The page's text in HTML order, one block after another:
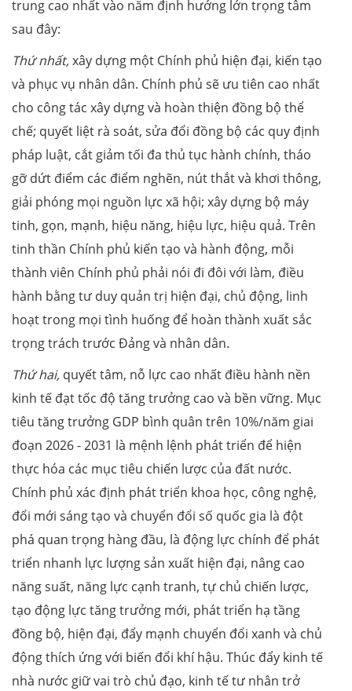
trung cao nhất vào năm định hướng lớn trọng tâm
sau đây:
Thứ nhất,xây dựng một Chính phủ hiện đại, kiến tạo
và phục vụ nhân dân. Chính phủ sẽ ưu tiên cao nhất
cho công tác xây dựng và hoàn thiện đồng bộ thể
chế; quyết liệt rà soát, sửa đổi đồng bộ các quy định
pháp luật, cắt giảm tối đa thủ tục hành chính, tháo
gỡ dứt điểm các điểm nghẽn, nút thắt và khơi thông,
giải phóng mọi nguồn lực xã hội; xây dựng bộ máy
tinh, gọn, mạnh, hiệu năng, hiệu lực, hiệu quả. Trên
tinh thần Chính phủ kiến tạo và hành động, mỗi
thành viên Chính phủ phải nói đi đôi với làm, điều
hành bằng tư duy quản trị hiện đại, chủ động, linh
hoạt trong mọi tình huống để hoàn thành xuất sắc
trọng trách trước Đảng và nhân dân.
Thứ hai, quyết tâm, nỗ lực cao nhất điều hành nền
kinh tế đạt tốc độ tăng trưởng cao và bền vững. Mục
tiêu tăng trưởng GDP bình quân trên 10%/năm giai
đoạn 2026 - 2031 là mệnh lệnh phát triển để hiện
thực hóa các mục tiêu chiến lược của đất nước.
Chính phủ xác định phát triển khoa học, công nghệ,
đổi mới sáng tạo và chuyển đổi số quốc gia là đột
phá quan trọng hàng đầu, là động lực chính để phát
triển nhanh lực lượng sản xuất hiện đại, nâng cao
năng suất, năng lực cạnh tranh, tự chủ chiến lược,
tạo động lực tăng trưởng mới, phát triển hạ tầng
đồng bộ, hiện đại, đẩy mạnh chuyển đổi xanh và chủ
động thích ứng với biến đổi khí hậu. Thúc đẩy kinh tế
nhà nước giữ vai trò chủ đạo, kinh tế tư nhân trở